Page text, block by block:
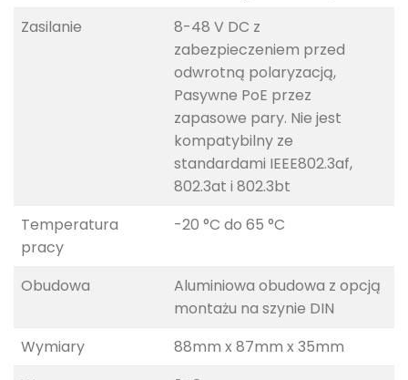
Zasilanie
8-48 V DC z
zabezpieczeniem przed
odwrotną polaryzacją,
Pasywne PoE przez
zapasowe pary. Nie jest
kompatybilny ze
standardami IEEE802.3af,
802.3at i 802.3bt
Temperatura
pracy
-20 °C do 65 °C
Obudowa
Aluminiowa obudowa z opcją
montażu na szynie DIN
Wymiary
88mm x 87mm x 35mm